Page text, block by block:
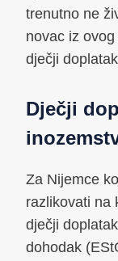
trenutno ne
novac iz
dječji
Dječji
Za Nijemce
razlikovati na
dječji
dohodak